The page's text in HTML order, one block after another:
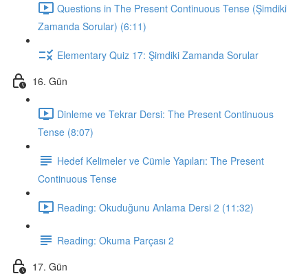
Questions in The Present Continuous Tense (Şimdiki
Zamanda Sorular) (6:11)
Elementary Quiz 17: Şimdiki Zamanda Sorular
16. Gün
Dinleme ve Tekrar Dersi: The Present Continuous
Tense (8:07)
Hedef Kelimeler ve Cümle Yapıları: The Present
Continuous Tense
Reading: Okuduğunu Anlama Dersi 2 (11:32)
Reading: Okuma Parçası 2
17. Gün